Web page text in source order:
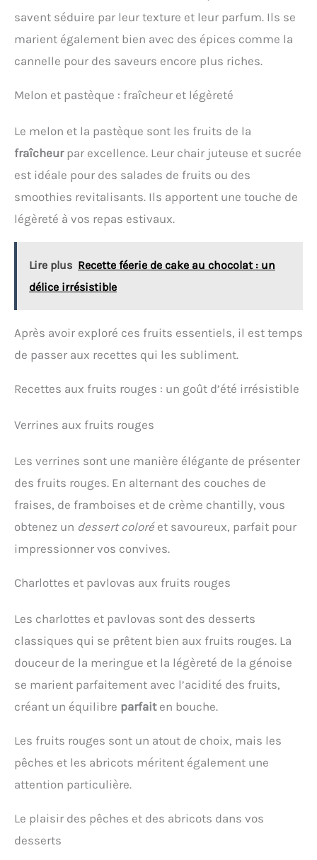
savent séduire par leur texture et leur parfum. Ils se
marient également bien avec des épices comme la
cannelle pour des saveurs encore plus riches.
Melon et pastèque : fraîcheur et légèreté
Le melon et la pastèque sont les fruits de la
fraîcheurpar excellence. Leur chair juteuse et sucrée
est idéale pour des salades de fruits ou des
smoothies revitalisants. Ils apportent une touche de
légèreté à vos repas estivaux.
Lire plus Recette féerie de cake au chocolat : un
délice irrésistible
Après avoir exploré ces fruits essentiels, il est temps
de passer aux recettes qui les subliment.
Recettes aux fruits rouges : un goût d’été irrésistible
Verrines aux fruits rouges
Les verrines sont une manière élégante de présenter
des fruits rouges. En alternant des couches de
fraises, de framboises et de crème chantilly, vous
obtenez un dessert coloréet savoureux, parfait pour
impressionner vos convives.
Charlottes et pavlovas aux fruits rouges
Les charlottes et pavlovas sont des desserts
classiques qui se prêtent bien aux fruits rouges. La
douceur de la meringue et la légèreté de la génoise
se marient parfaitement avec l’acidité des fruits,
créant un équilibre parfaiten bouche.
Les fruits rouges sont un atout de choix, mais les
pêches et les abricots méritent également une
attention particulière.
Le plaisir des pêches et des abricots dans vos
desserts